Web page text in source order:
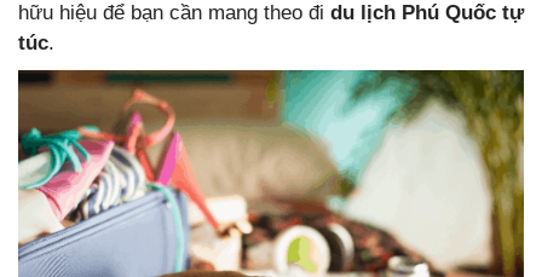
hữu hiệu để bạn cần mang theo đi du lịch Phú Quốc tự
túc.